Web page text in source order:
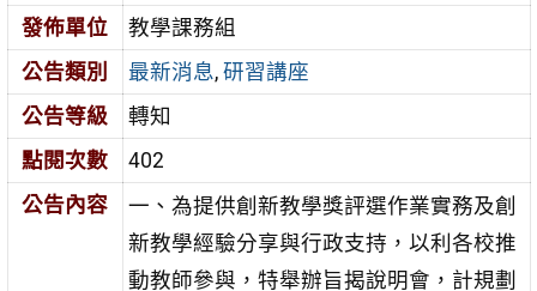
發佈單位
教學課務組
公告類別
最新消息, 研習講座
公告等級
轉知
點閱次數
402
公告內容
一、為提供創新教學獎評選作業實務及創
新教學經驗分享與行政支持，以利各校推
動教師參與，特舉辦旨揭說明會，計規劃